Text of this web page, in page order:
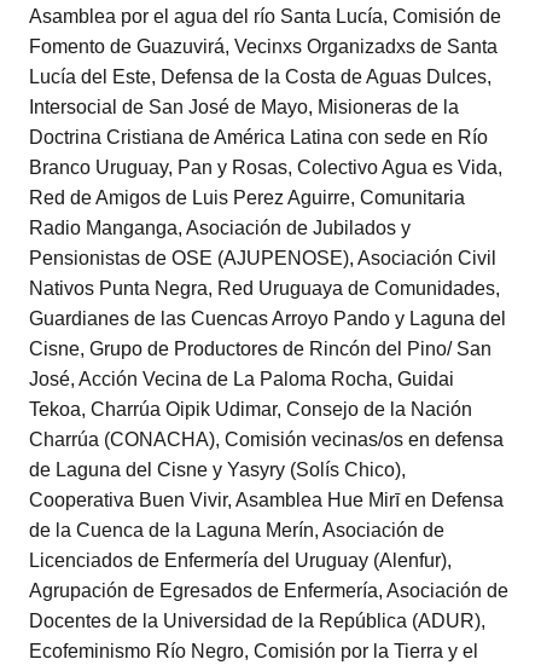
Asamblea por el agua del río Santa Lucía, Comisión de
Fomento de Guazuvirá, Vecinxs Organizadxs de Santa
Lucía del Este, Defensa de la Costa de Aguas Dulces,
Intersocial de San José de Mayo, Misioneras de la
Doctrina Cristiana de América Latina con sede en Río
Branco Uruguay, Pan y Rosas, Colectivo Agua es Vida,
Red de Amigos de Luis Perez Aguirre, Comunitaria
Radio Manganga, Asociación de Jubilados y
Pensionistas de OSE (AJUPENOSE), Asociación Civil
Nativos Punta Negra, Red Uruguaya de Comunidades,
Guardianes de las Cuencas Arroyo Pando y Laguna del
Cisne, Grupo de Productores de Rincón del Pino/ San
José, Acción Vecina de La Paloma Rocha, Guidai
Tekoa, Charrúa Oipik Udimar, Consejo de la Nación
Charrúa (CONACHA), Comisión vecinas/os en defensa
de Laguna del Cisne y Yasyry (Solís Chico),
Cooperativa Buen Vivir, Asamblea Hue Mirī en Defensa
de la Cuenca de la Laguna Merín, Asociación de
Licenciados de Enfermería del Uruguay (Alenfur),
Agrupación de Egresados de Enfermería, Asociación de
Docentes de la Universidad de la República (ADUR),
Ecofeminismo Río Negro, Comisión por la Tierra y el